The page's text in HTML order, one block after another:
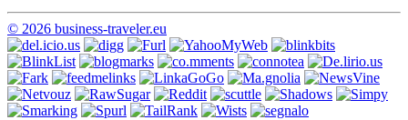
© 2026 business-traveler.eu